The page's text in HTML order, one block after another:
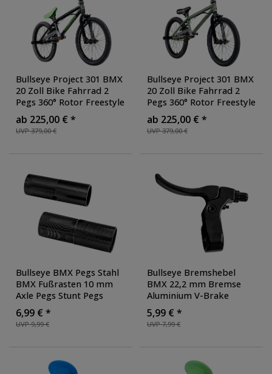
Bullseye Project 301 BMX
20 Zoll Bike Fahrrad 2
Pegs 360° Rotor Freestyle
20 Rad Jugendliche
Erwachsene unisex für
Tricks, Farbe:
UVP 379,00 €
ab 225,00 € *
Bullseye Project 301 BMX
20 Zoll Bike Fahrrad 2
Pegs 360° Rotor Freestyle
20 Rad Jugendliche
Erwachsene unisex für
Tricks, Farbe: khaki
UVP 379,00 €
ab 225,00 € *
Bullseye BMX Pegs Stahl
BMX Fußrasten 10 mm
Axle Pegs Stunt Pegs
Trickachsen
UVP 9,99 €
6,99 € *
Bullseye Bremshebel
BMX 22,2 mm Bremse
Aluminium V-Brake
Fahrradbremse
Felgenbremse Bremsgriff
links rechts Set
UVP 7,99 €
5,99 € *